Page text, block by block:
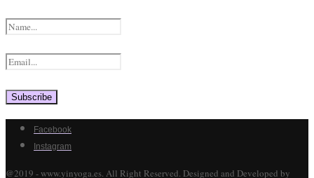
Facebook
Instagram
@2019 - www.yinyoga.es. All Right Reserved. Designed and Developed by